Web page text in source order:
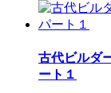
古代ビルダ
ート１